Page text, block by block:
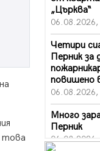
това
„Църква“
Четири
Перник за
повишено
Много
Перник